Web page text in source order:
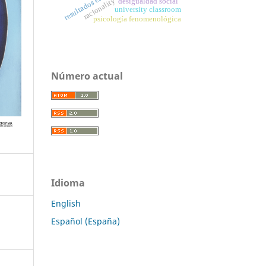
racionality
psicología fenomenológica
university classroom
Número actual
Idioma
English
Español (España)